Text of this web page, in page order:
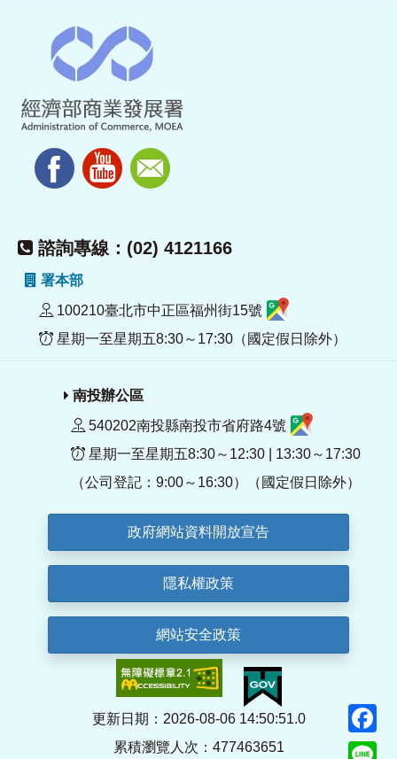
諮詢專線：(02) 4121166
署本部
100210臺北市中正區福州街15號
星期一至星期五8:30～17:30（國定假日除外）
南投辦公區
540202南投縣南投市省府路4號
星期一至星期五8:30～12:30 | 13:30～17:30
（公司登記：9:00～16:30）（國定假日除外）
政府網站資料開放宣告
隱私權政策
網站安全政策
更新日期：2026-08-06 14:50:51.0
累積瀏覽人次：477463651